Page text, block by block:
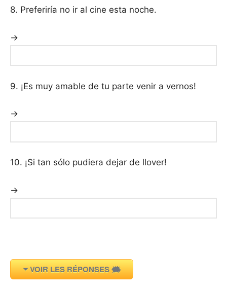
8. Preferiría no ir al cine esta noche.
→
9. ¡Es muy amable de tu parte venir a vernos!
→
10. ¡Si tan sólo pudiera dejar de llover!
→
VOIR LES RÉPONSES 🗯️